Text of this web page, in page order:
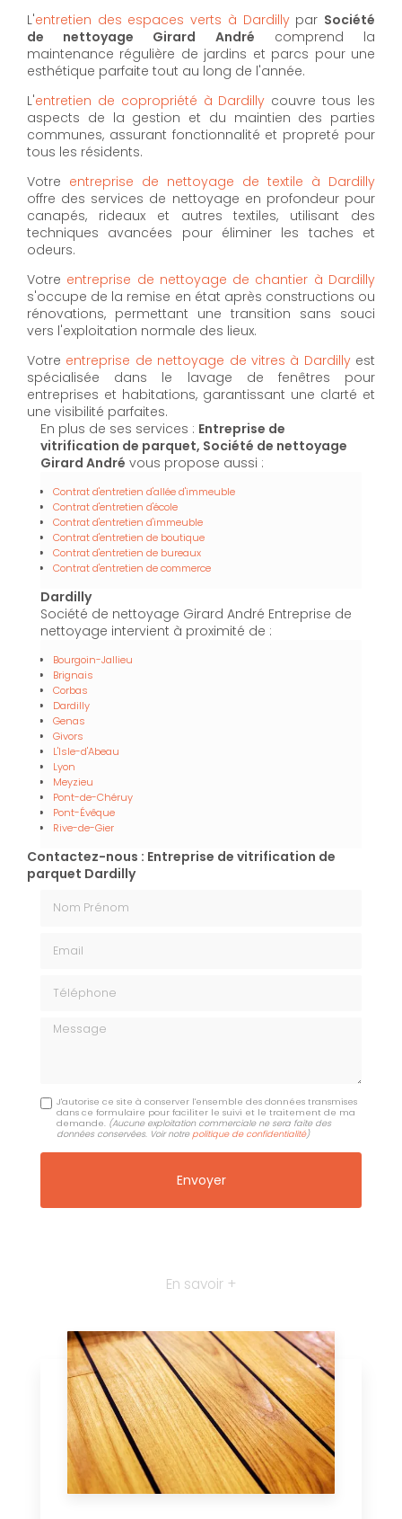
L'entretien des espaces verts à Dardillypar Société
de nettoyage Girard André comprend la
maintenance régulière de jardins et parcs pour une
esthétique parfaite tout au long de l'année.
L'entretien de copropriété à Dardilly couvre tous les
aspects de la gestion et du maintien des parties
communes, assurant fonctionnalité et propreté pour
tous les résidents.
Votre entreprise de nettoyage de textile à Dardilly
offre des services de nettoyage en profondeur pour
canapés, rideaux et autres textiles, utilisant des
techniques avancées pour éliminer les taches et
odeurs.
Votre entreprise de nettoyage de chantier à Dardilly
s'occupe de la remise en état après constructions ou
rénovations, permettant une transition sans souci
vers l'exploitation normale des lieux.
Votre entreprise de nettoyage de vitres à Dardillyest
spécialisée dans le lavage de fenêtres pour
entreprises et habitations, garantissant une clarté et
une visibilité parfaites.
En plus de ses services : Entreprise de
vitrification de parquet, Société de nettoyage
Girard André vous propose aussi :
Contrat d'entretien d'allée d'immeuble
Contrat d'entretien d'école
Contrat d'entretien d'immeuble
Contrat d'entretien de boutique
Contrat d'entretien de bureaux
Contrat d'entretien de commerce
Dardilly
Société de nettoyage Girard André Entreprise de
nettoyage intervient à proximité de :
Bourgoin-Jallieu
Brignais
Corbas
Dardilly
Genas
Givors
L'Isle-d'Abeau
Lyon
Meyzieu
Pont-de-Chéruy
Pont-Évêque
Rive-de-Gier
Contactez-nous : Entreprise de vitrification de
parquet Dardilly
Message
J'autorise ce site à conserver l'ensemble des données transmises
dans ce formulaire pour faciliter le suivi et le traitement de ma
demande. (Aucune exploitation commerciale ne sera faite des
données conservées. Voir notre politique de confidentialité)
En savoir +